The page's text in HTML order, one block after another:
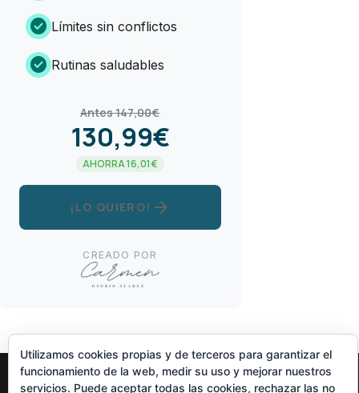
check_circle Límites sin conflictos
check_circle Rutinas saludables
Antes 147,00€
130,99€
AHORRA 16,01€
¡LO QUIERO! arrow_forward
CREADO POR
Utilizamos cookies propias y de terceros para garantizar el
funcionamiento de la web, medir su uso y mejorar nuestros
servicios. Puede aceptar todas las cookies, rechazar las no